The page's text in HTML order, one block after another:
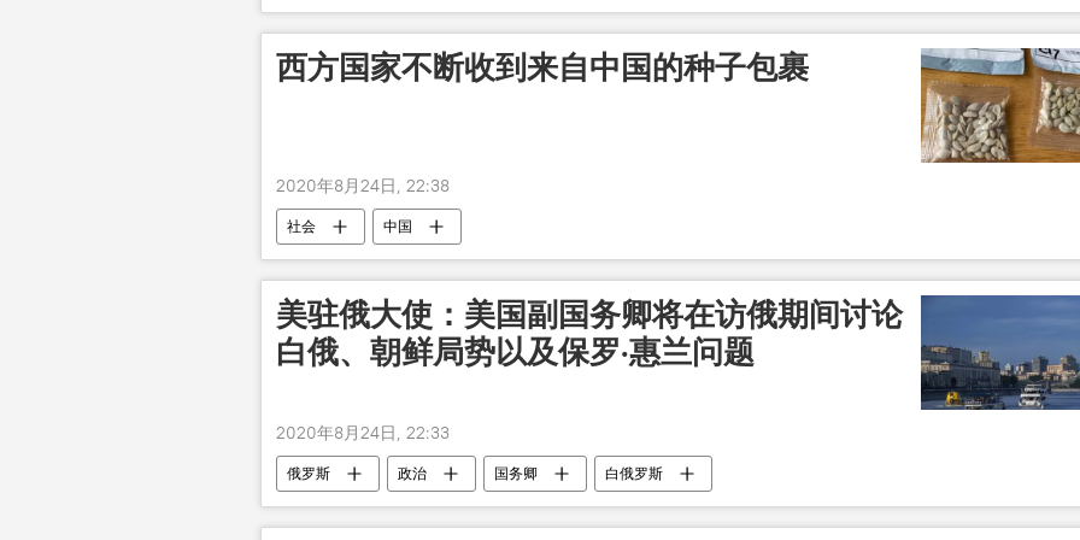
西方国家不断收到来自中国的种子包裹
2020年8月24日, 22:38
社会 中国
美驻俄大使：美国副国务卿将在访俄期间讨论
白俄、朝鲜局势以及保罗·惠兰问题
2020年8月24日, 22:33
俄罗斯 政治 国务卿 白俄罗斯